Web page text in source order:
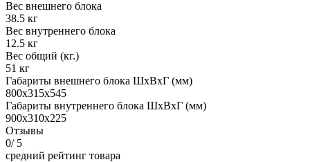
Вес внешнего блока
38.5 кг
Вес внутреннего блока
12.5 кг
Вес общий (кг.)
51 кг
Габариты внешнего блока ШхВхГ (мм)
800х315х545
Габариты внутреннего блока ШхВхГ (мм)
900x310x225
Отзывы
0/ 5
средний рейтинг товара